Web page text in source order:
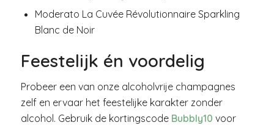
Moderato La Cuvée Révolutionnaire Sparkling
Blanc de Noir
Feestelijk én voordelig
Probeer een van onze alcoholvrije champagnes
zelf en ervaar het feestelijke karakter zonder
alcohol. Gebruik de kortingscode Bubbly10 voor